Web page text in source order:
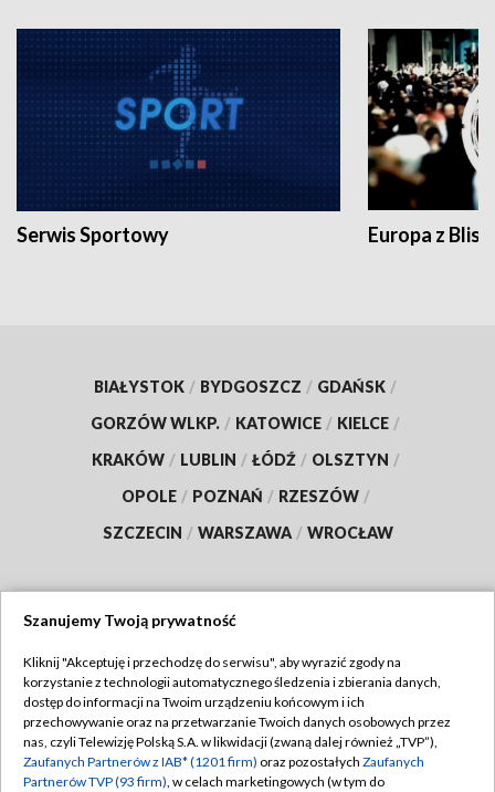
Serwis Sportowy Europa z
BIAŁYSTOK / BYDGOSZCZ / GDAŃSK /
GORZÓW WLKP. / KATOWICE / KIELCE /
KRAKÓW / LUBLIN / ŁÓDŹ / OLSZTYN /
OPOLE / POZNAŃ / RZESZÓW /
SZCZECIN / WARSZAWA / WROCŁAW
TVP
Abonament TVP
Emisja w TVP
Regulamin TVP
Polityka prywatności
Szanujemy Twoją prywatność
Kliknij "Akceptuję i przechodzę do serwisu", aby wyrazić zgody na
korzystanie z technologii automatycznego śledzenia i zbierania danych,
dostęp do informacji na Twoim urządzeniu końcowym i ich
przechowywanie oraz na przetwarzanie Twoich danych osobowych przez
nas, czyli Telewizję Polską S.A. w likwidacji (zwaną dalej również „TVP”),
Zaufanych Partnerów z IAB* (1201 firm) oraz pozostałych Zaufanych
Partnerów TVP (93 firm), w celach marketingowych (w tym do